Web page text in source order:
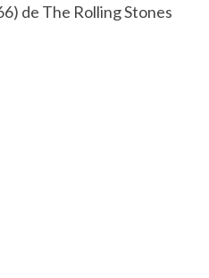
de The Rolling Stones